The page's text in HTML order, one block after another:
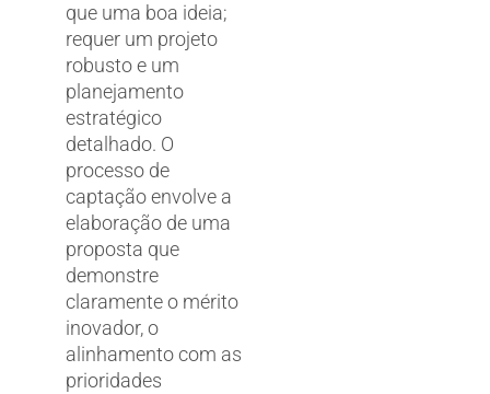
que uma boa ideia;
requer um projeto
robusto e um
planejamento
estratégico
detalhado. O
processo de
captação envolve a
elaboração de uma
proposta que
demonstre
claramente o mérito
inovador, o
alinhamento com as
prioridades